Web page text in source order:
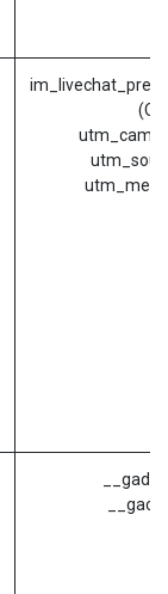
__gads
__gac